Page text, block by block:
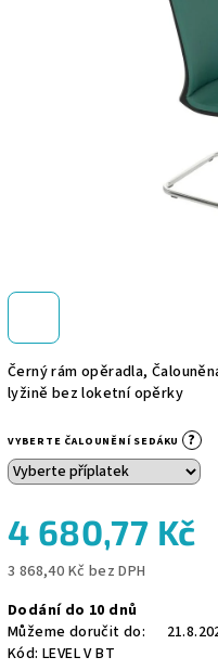
Černý rám opěradla,
lyžině bez loketní opěrky
VYBERTE ČALOUNĚNÍ SEDÁKU ?
4 680,77 Kč
3 868,40 Kč bez DPH
cena:
Dodání do 10 dnů
Můžeme doručit do:
Kód: LEVEL V BT
hvězdiček.